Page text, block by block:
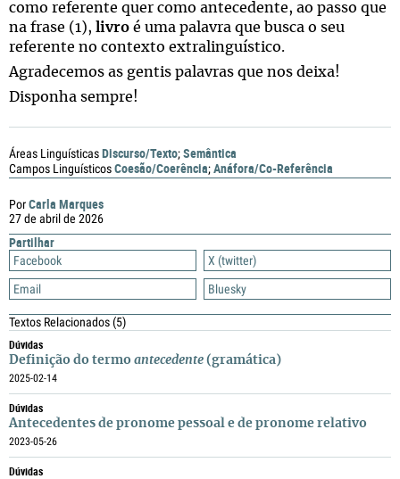
PorCarla Marques
27 de abril de 2026
Partilhar
Facebook
X (twitter)
Email
Bluesky
Textos Relacionados(5)
Dúvidas
Definição do termo antecedente (gramática)
2025-02-14
Dúvidas
Antecedentes de pronome pessoal e de pronome relativo
2023-05-26
Dúvidas
como referente quer como antecedente, ao passo que
na frase (1),
livro é uma palavra que busca o seu
referente no contexto extralinguístico.
Agradecemos as gentis palavras que nos deixa!
Disponha sempre!
Áreas LinguísticasDiscurso/Texto;Semântica
Campos LinguísticosCoesão/Coerência;Anáfora/Co-Referência